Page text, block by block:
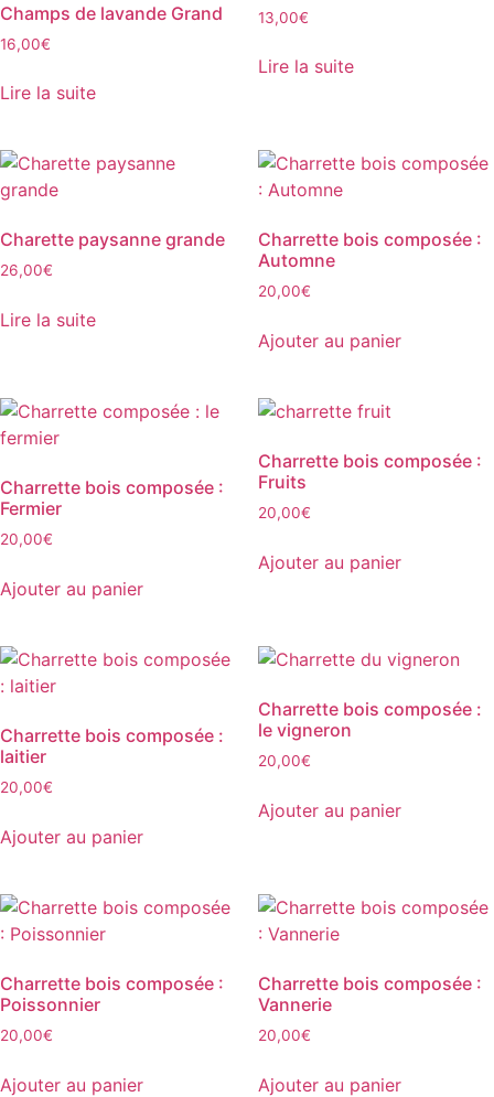
Champs de lavande Grand
16,00€
Lire la suite
13,00€
Lire la suite
Charette paysanne grande
26,00€
Lire la suite
Charrette bois composée :
Automne
20,00€
Ajouter au panier
Charrette bois composée :
Fermier
20,00€
Ajouter au panier
Charrette bois composée :
Fruits
20,00€
Ajouter au panier
Charrette bois composée :
laitier
20,00€
Ajouter au panier
Charrette bois composée :
le vigneron
20,00€
Ajouter au panier
Charrette bois composée :
Poissonnier
20,00€
Ajouter au panier
Charrette bois composée :
Vannerie
20,00€
Ajouter au panier